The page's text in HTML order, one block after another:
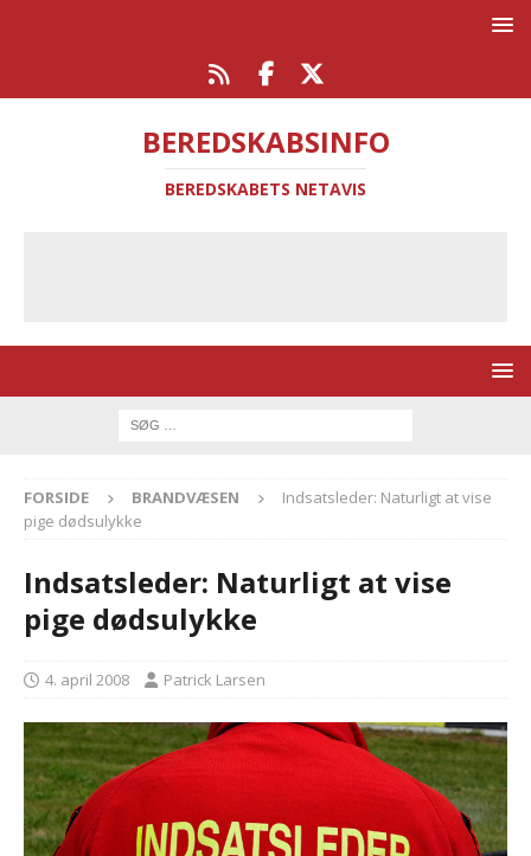
BEREDSKABSINFO
BEREDSKABETS NETAVIS
FORSIDE BRANDVÆSEN
Indsatsleder: Naturligt at vise
pige dødsulykke
Indsatsleder: Naturligt at vise
pige dødsulykke
4. april 2008 Patrick Larsen